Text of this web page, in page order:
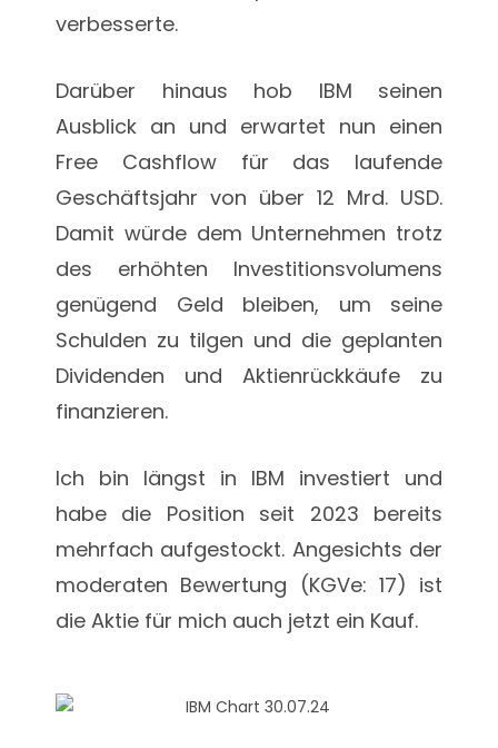
verbesserte.
Darüber hinaus hob IBM seinen
Ausblick an und erwartet nun einen
Free Cashflow für das laufende
Geschäftsjahr von über 12 Mrd. USD.
Damit würde dem Unternehmen trotz
des erhöhten Investitionsvolumens
genügend Geld bleiben, um seine
Schulden zu tilgen und die geplanten
Dividenden und Aktienrückkäufe zu
finanzieren.
Ich bin längst in IBM investiert und
habe die Position seit 2023 bereits
mehrfach aufgestockt. Angesichts der
moderaten Bewertung (KGVe: 17) ist
die Aktie für mich auch jetzt ein Kauf.